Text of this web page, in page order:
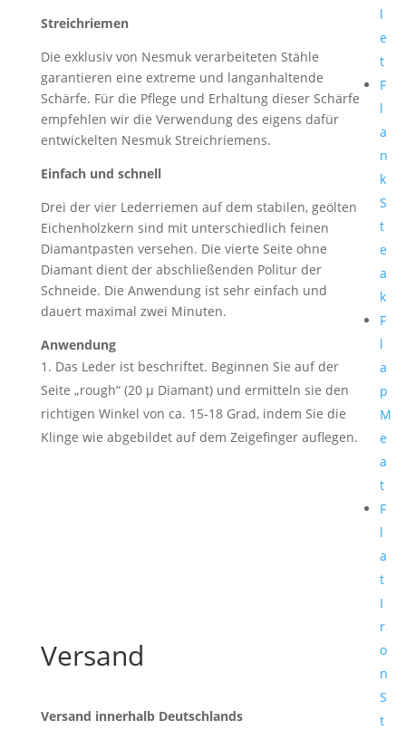
l
e
t
F
l
a
n
k
S
t
e
a
k
F
l
a
p
M
e
a
t
F
l
a
t
I
r
o
n
S
t
Streichriemen
Die exklusiv von Nesmuk verarbeiteten Stähle
garantieren eine extreme und langanhaltende
Schärfe. Für die Pflege und Erhaltung dieser Schärfe
empfehlen wir die Verwendung des eigens dafür
entwickelten Nesmuk Streichriemens.
Einfach und schnell
Drei der vier Lederriemen auf dem stabilen, geölten
Eichenholzkern sind mit unterschiedlich feinen
Diamantpasten versehen. Die vierte Seite ohne
Diamant dient der abschließenden Politur der
Schneide. Die Anwendung ist sehr einfach und
dauert maximal zwei Minuten.
Anwendung
Das Leder ist beschriftet. Beginnen Sie auf der
Seite „rough“ (20 μ Diamant) und ermitteln sie den
richtigen Winkel von ca. 15-18 Grad, indem Sie die
Klinge wie abgebildet auf dem Zeigefinger auflegen.
Versand
Versand innerhalb Deutschlands